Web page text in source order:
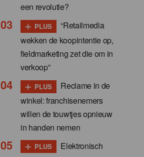
een revolutie?
+ PLUS
“Retailmedia
wekken de koopintentie op,
fieldmarketing zet die om in
verkoop”
+ PLUS
Reclame in de
winkel: franchisenemers
willen de touwtjes opnieuw
in handen nemen
+ PLUS
Elektronisch